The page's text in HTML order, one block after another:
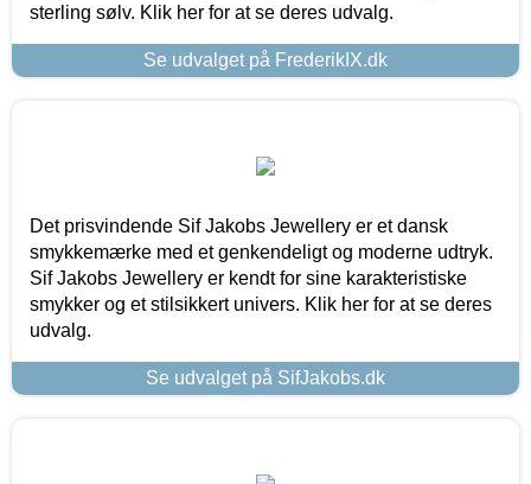
sterling sølv. Klik her for at se deres udvalg.
Se udvalget på FrederikIX.dk
Det prisvindende Sif Jakobs Jewellery er et dansk
smykkemærke med et genkendeligt og moderne udtryk.
Sif Jakobs Jewellery er kendt for sine karakteristiske
smykker og et stilsikkert univers. Klik her for at se deres
udvalg.
Se udvalget på SifJakobs.dk